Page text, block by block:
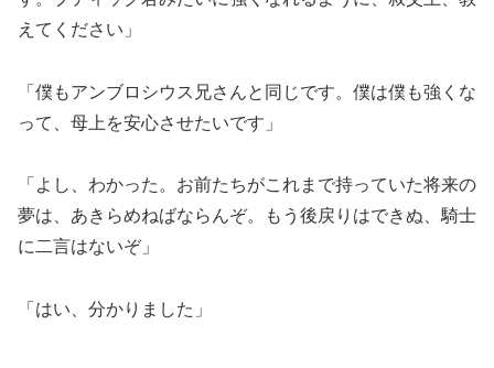
えてください」
「僕もアンブロシウス兄さんと同じです。僕は僕も強くな
って、母上を安心させたいです」
「よし、わかった。お前たちがこれまで持っていた将来の
夢は、あきらめねばならんぞ。もう後戻りはできぬ、騎士
に二言はないぞ」
「はい、分かりました」